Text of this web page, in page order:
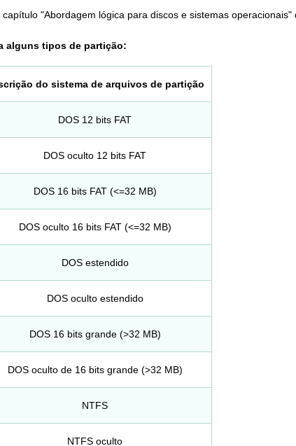
"Abordagem lógica para discos e sistemas operacionais"
alguns tipos de partição:
do sistema de arquivos de partição
DOS 12 bits FAT
DOS oculto 12 bits FAT
DOS 16 bits FAT (<=32 MB)
DOS oculto 16 bits FAT (<=32 MB)
DOS estendido
DOS oculto estendido
DOS 16 bits grande (>32 MB)
DOS oculto de 16 bits grande (>32 MB)
NTFS
NTFS oculto